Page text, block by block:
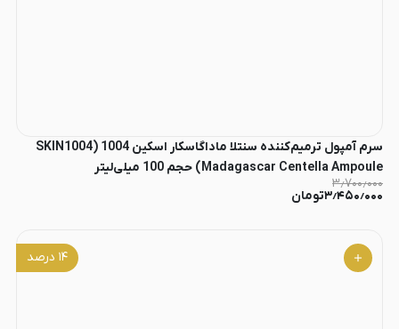
سرم آمپول ترمیم‌کننده سنتلا ماداگاسکار اسکین 1004 (SKIN1004
Madagascar Centella Ampoule) حجم 100 میلی‌لیتر
۳٫۷۰۰٫۰۰۰
۳٫۴۵۰٫۰۰۰تومان
۱۴ درصد